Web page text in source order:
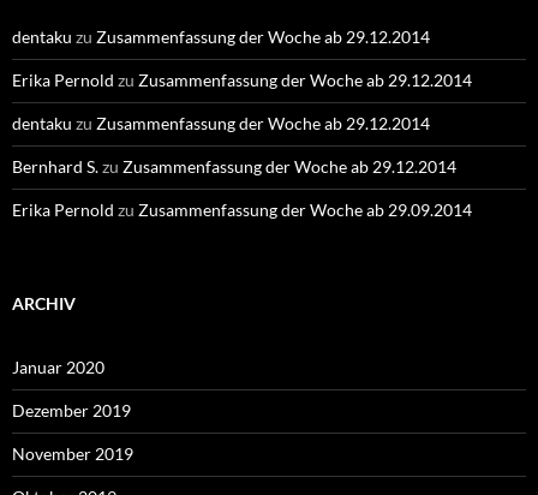
dentaku zu Zusammenfassung der Woche ab 29.12.2014
Erika Pernold zu Zusammenfassung der Woche ab 29.12.2014
dentaku zu Zusammenfassung der Woche ab 29.12.2014
Bernhard S.zu Zusammenfassung der Woche ab 29.12.2014
Erika Pernold zu Zusammenfassung der Woche ab 29.09.2014
ARCHIV
Januar 2020
Dezember 2019
November 2019